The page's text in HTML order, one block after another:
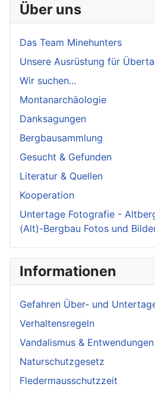
Über uns
Das Team Minehunters
Unsere Ausrüstung für
Wir suchen...
Montanarchäologie
Danksagungen
Bergbausammlung
Gesucht & Gefunden
Literatur & Quellen
Kooperation
Untertage Fotografie -
(Alt)-Bergbau Fotos und
Informationen
Gefahren Über- und
Verhaltensregeln
Vandalismus & Entwendungen
Naturschutzgesetz
Fledermausschutzzeit